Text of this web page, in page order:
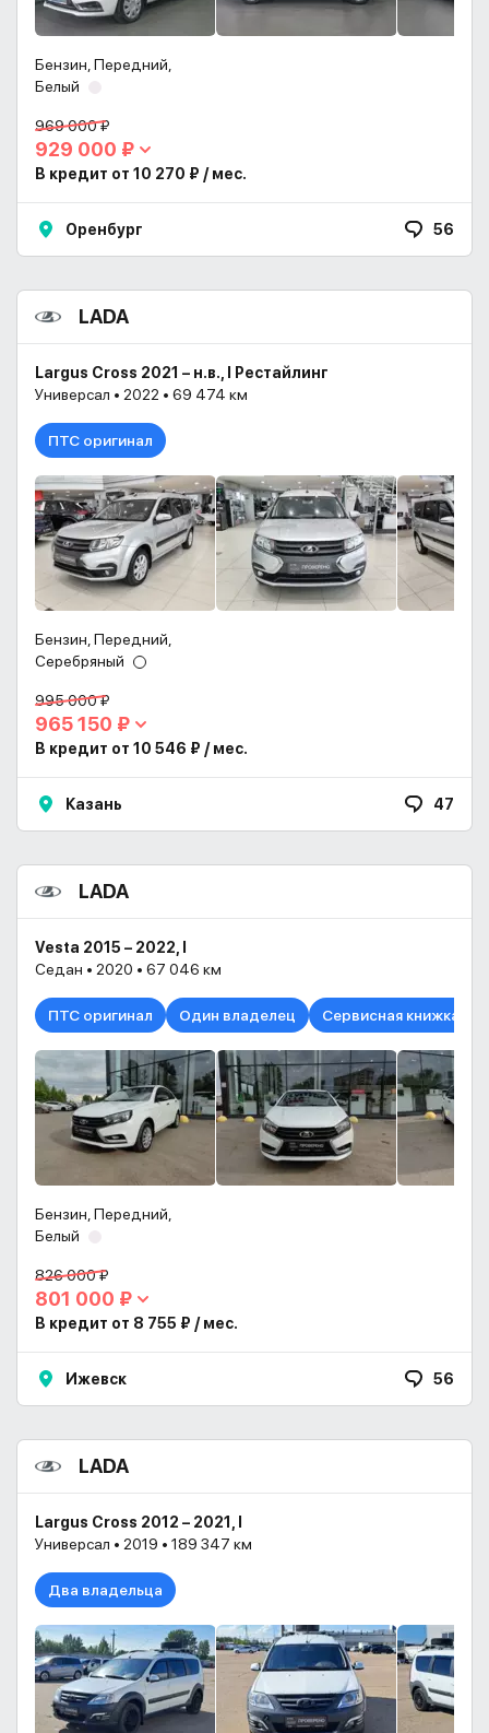
Бензин, Передний,
Белый
969 000 ₽
929 000 ₽
В кредит от 10 270 ₽ / мес.
Оренбург 56
LADA
Largus Cross 2021 – н.в., I Рестайлинг
Универсал • 2022 • 69 474 км
ПТС оригинал
Бензин, Передний,
Серебряный
995 000 ₽
965 150 ₽
В кредит от 10 546 ₽ / мес.
Казань 47
LADA
Vesta 2015 – 2022, I
Седан • 2020 • 67 046 км
ПТС оригинал Один владелец Сервисная книжка в
Бензин, Передний,
Белый
826 000 ₽
801 000 ₽
В кредит от 8 755 ₽ / мес.
Ижевск 56
LADA
Largus Cross 2012 – 2021, I
Универсал • 2019 • 189 347 км
Два владельца